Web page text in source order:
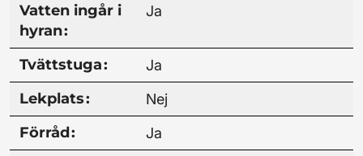
Vatten ingår i
hyran:
Ja
Tvätt­stuga: Ja
Lek­plats: Nej
Förråd: Ja